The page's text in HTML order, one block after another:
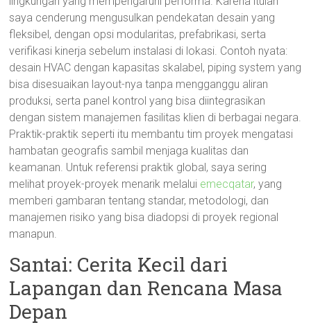
saya cenderung mengusulkan pendekatan desain yang
fleksibel, dengan opsi modularitas, prefabrikasi, serta
verifikasi kinerja sebelum instalasi di lokasi. Contoh nyata:
desain HVAC dengan kapasitas skalabel, piping system yang
bisa disesuaikan layout-nya tanpa mengganggu aliran
produksi, serta panel kontrol yang bisa diintegrasikan
dengan sistem manajemen fasilitas klien di berbagai negara.
Praktik-praktik seperti itu membantu tim proyek mengatasi
hambatan geografis sambil menjaga kualitas dan
keamanan. Untuk referensi praktik global, saya sering
melihat proyek-proyek menarik melalui emecqatar, yang
memberi gambaran tentang standar, metodologi, dan
manajemen risiko yang bisa diadopsi di proyek regional
manapun.
Santai: Cerita Kecil dari
Lapangan dan Rencana Masa
Depan